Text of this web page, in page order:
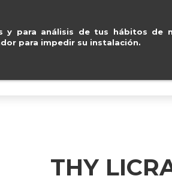
y para análisis de tus hábitos de
para impedir su instalación.
THY